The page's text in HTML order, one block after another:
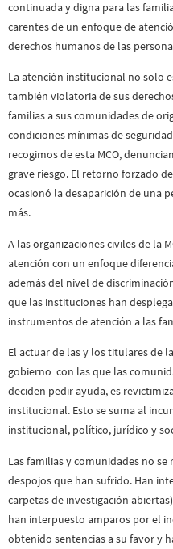
continuada y digna para las
carentes de un enfoque de
derechos humanos de las
La atención institucional no solo
también violatoria de sus
familias a sus comunidades de
condiciones mínimas de
recogimos de esta MCO,
grave riesgo. El retorno forzado
ocasionó la desaparición de una
más.
A las organizaciones civiles de la
atención con un enfoque
además del nivel de
que las instituciones han
instrumentos de atención a las
El actuar de las y los titulares de
gobierno con las que las
deciden pedir ayuda, es
institucional. Esto se suma al
institucional, político, jurídico y
Las familias y comunidades no
despojos que han sufrido. Han
carpetas de investigación
han interpuesto amparos por el
obtenido sentencias a su favor y